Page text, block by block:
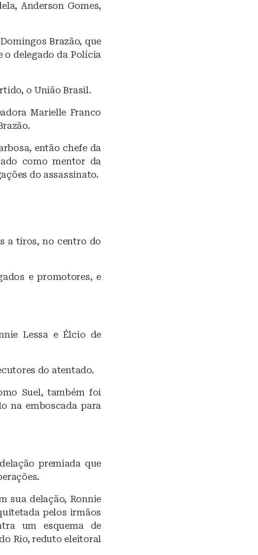
Anderson Gomes,
Brazão, que
o delegado da Polícia
o União Brasil.
Marielle Franco
então chefe da
como mentor da
do assassinato.
a tiros, no centro do
e promotores, e
Lessa e Élcio de
do atentado.
Suel, também foi
na emboscada para
premiada que
sua delação, Ronnie
pelos irmãos
um esquema de
Rio, reduto eleitoral